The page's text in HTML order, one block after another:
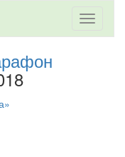
Toggle